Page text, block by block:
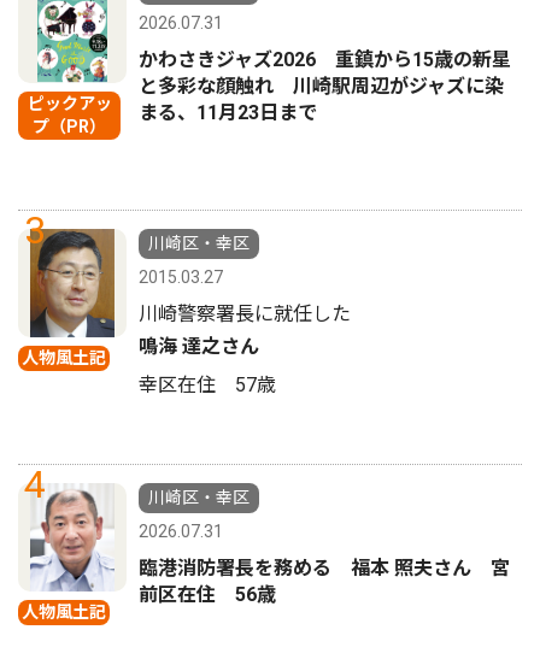
ピックアッ
プ（PR）
2026.07.31
かわさきジャズ2026 重鎮から15歳の新星
と多彩な顔触れ 川崎駅周辺がジャズに染
まる、11月23日まで
3
人物風土記
川崎区・幸区
2015.03.27
川崎警察署長に就任した
鳴海 達之さん
幸区在住 57歳
4
人物風土記
川崎区・幸区
2026.07.31
臨港消防署長を務める 福本 照夫さん 宮
前区在住 56歳